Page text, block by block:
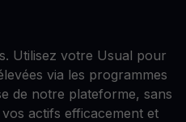
Utilisez votre Usual pour
via les programmes
de notre plateforme, sans
actifs efficacement et